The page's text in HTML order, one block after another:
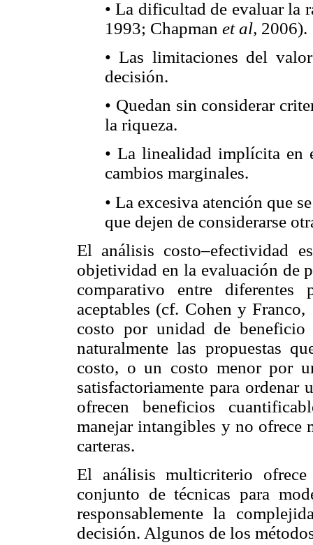
• La dificultad de evaluar la
1993; Chapman et al, 2006).
• Las limitaciones del
decisión.
• Quedan sin considerar
la riqueza.
• La linealidad implícita en
cambios marginales.
• La excesiva atención que
que dejen de considerarse
El análisis costo–efectividad
objetividad en la evaluación de
comparativo entre diferentes
aceptables (cf. Cohen y
costo por unidad de beneficio
naturalmente las propuestas
costo, o un costo menor por
satisfactoriamente para
ofrecen beneficios
manejar intangibles y no ofrece
carteras.
El análisis multicriterio
conjunto de técnicas para
responsablemente la
decisión. Algunos de los